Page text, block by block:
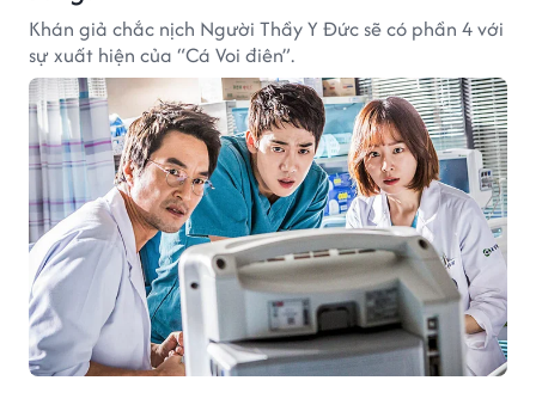
Khán giả chắc nịch Người Thầy Y Đức sẽ có phần 4 với
sự xuất hiện của “Cá Voi điên”.